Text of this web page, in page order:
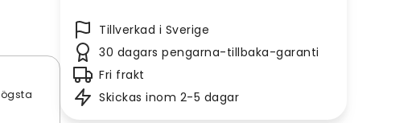
Tillverkad i Sverige
30 dagars pengarna-tillbaka-garanti
Fri frakt
Skickas inom 2-5 dagar